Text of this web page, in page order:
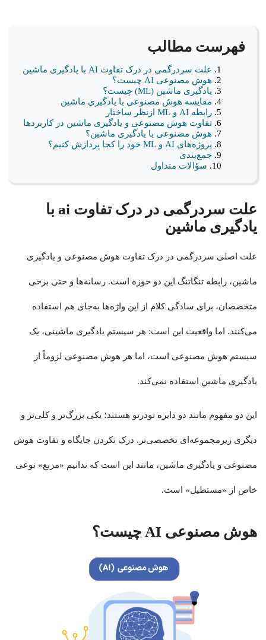
فهرست مطالب
علت سردرگمی در درک تفاوت AI با یادگیری ماشین
هوش مصنوعی AI چیست؟
یادگیری ماشین (ML) چیست؟
مقایسه هوش مصنوعی با یادگیری ماشین
رابطه AI و ML ازنظر ساختار
تفاوت هوش مصنوعی و یادگیری ماشین در کاربردها
هوش مصنوعی یا یادگیری ماشین؟
پروژه‌های AI و ML خود را کجا پردازش کنیم؟
جمع‌بندی
سؤالات متداول
علت سردرگمی در درک تفاوت ai با
یادگیری ماشین
علت اصلی سردرگمی در درک تفاوت هوش مصنوعی و یادگیری
ماشین، رابطه تنگاتنگ این دو حوزه است. رسانه‌ها و حتی برخی
متخصصان، برای سادگی کلام از این واژه‌ها به‌جای هم استفاده
می‌کنند. اما واقعیت این است: هر سیستم یادگیری ماشینی، یک
سیستم هوش مصنوعی است، اما هر هوش مصنوعی لزوماً از
یادگیری ماشین استفاده نمی‌کند.
این دو مفهوم مانند دو دایره تودرتو هستند؛ یکی بزرگ‌تر و کلی‌تر و
دیگری زیرمجموعه‌ای تخصصی‌تر. درک نکردن جایگاه و تفاوت هوش
مصنوعی و یادگیری ماشین، مانند این است که ندانیم «مربع» نوعی
خاص از «مستطیل» است.
هوش مصنوعی AI چیست؟